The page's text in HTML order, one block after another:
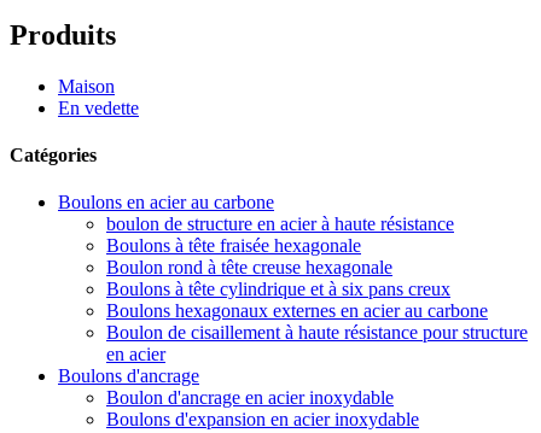
Produits
Maison
En vedette
Catégories
Boulons en acier au carbone
boulon de structure en acier à haute résistance
Boulons à tête fraisée hexagonale
Boulon rond à tête creuse hexagonale
Boulons à tête cylindrique et à six pans creux
Boulons hexagonaux externes en acier au carbone
Boulon de cisaillement à haute résistance pour structure
en acier
Boulons d'ancrage
Boulon d'ancrage en acier inoxydable
Boulons d'expansion en acier inoxydable